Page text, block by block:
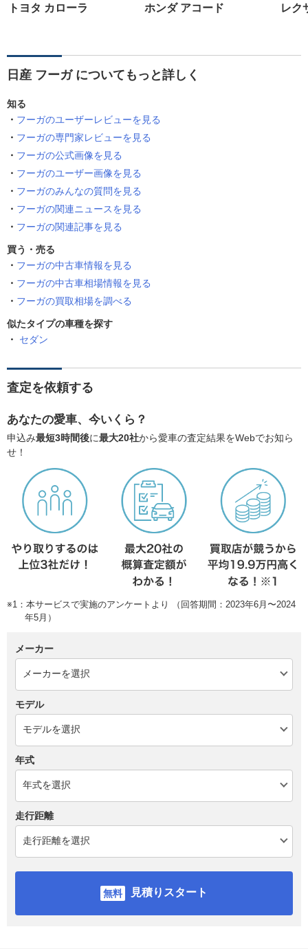
トヨタ カローラ ホンダ アコード レク
日産 フーガ についてもっと詳しく
知る
フーガのユーザーレビューを見る
フーガの専門家レビューを見る
フーガの公式画像を見る
フーガのユーザー画像を見る
フーガのみんなの質問を見る
フーガの関連ニュースを見る
フーガの関連記事を見る
買う・売る
フーガの中古車情報を見る
フーガの中古車相場情報を見る
フーガの買取相場を調べる
似たタイプの車種を探す
セダン
査定を依頼する
あなたの愛車、今いくら？
申込み最短3時間後に最大20社から愛車の査定結果をWebでお知ら
せ！
※1：本サービスで実施のアンケートより （回答期間：2023年6月〜2024
年5月）
メーカー
モデル
年式
走行距離
見積りスタート